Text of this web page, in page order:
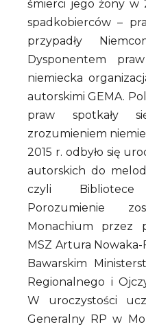
śmierci jego żony w
spadkobierców –
przypadły
Dysponentem
niemiecka
autorskimi GEMA.
praw spotkały
zrozumieniem
2015 r. odbyło się
autorskich do
czyli Bibliotece
Porozumienie
Monachium przez
MSZ Artura
Bawarskim
Regionalnego i
W uroczystości
Generalny RP w